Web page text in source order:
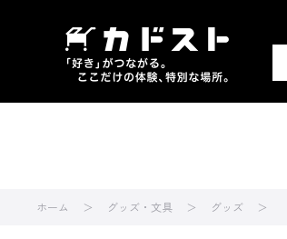
ホーム グッズ・文具 グッズ